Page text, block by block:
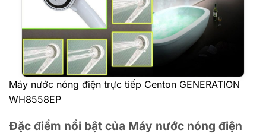
Máy nước nóng điện trực tiếp Centon GENERATION
WH8558EP
Đặc điểm nổi bật của Máy nước nóng điện